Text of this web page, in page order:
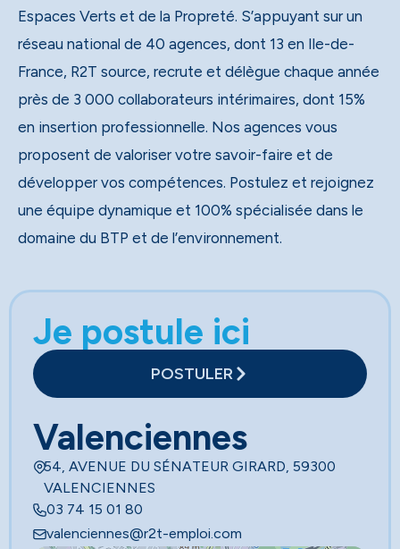
Espaces Verts et de la Propreté. S’appuyant sur un
réseau national de 40 agences, dont 13 en Ile-de-
France, R2T source, recrute et délègue chaque année
près de 3 000 collaborateurs intérimaires, dont 15%
en insertion professionnelle. Nos agences vous
proposent de valoriser votre savoir-faire et de
développer vos compétences. Postulez et rejoignez
une équipe dynamique et 100% spécialisée dans le
domaine du BTP et de l’environnement.
Je postule ici
POSTULER
Valenciennes
54, AVENUE DU SÉNATEUR GIRARD, 59300
VALENCIENNES
03 74 15 01 80
valenciennes@r2t-emploi.com